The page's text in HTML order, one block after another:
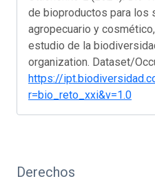
de bioproductos para los
agropecuario y
estudio de la
organization. Dataset/
https://
r=bio_reto_xxi&v=1.0
Derechos